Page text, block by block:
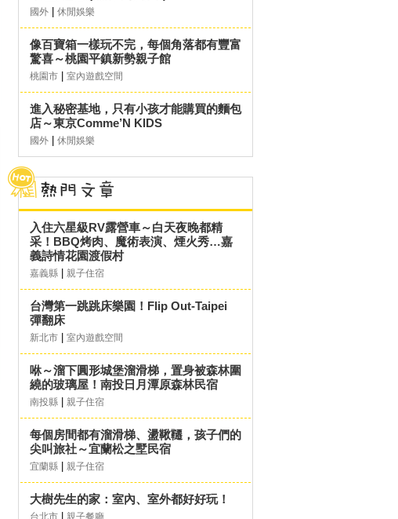
國外 休閒娛樂
像百寶箱一樣玩不完，每個角落都有豐富
驚喜～桃園平鎮新勢親子館
桃園市 室內遊戲空間
進入秘密基地，只有小孩才能購買的麵包
店～東京Comme’N KIDS
國外 休閒娛樂
入住六星級RV露營車～白天夜晚都精
采！BBQ烤肉、魔術表演、煙火秀…嘉
義詩情花園渡假村
嘉義縣 親子住宿
台灣第一跳跳床樂園！Flip Out-Taipei
彈翻床
新北市 室內遊戲空間
咻～溜下圓形城堡溜滑梯，置身被森林圍
繞的玻璃屋！南投日月潭原森林民宿
南投縣 親子住宿
每個房間都有溜滑梯、盪鞦韆，孩子們的
尖叫旅社～宜蘭松之墅民宿
宜蘭縣 親子住宿
大樹先生的家：室內、室外都好好玩！
台北市 親子餐廳